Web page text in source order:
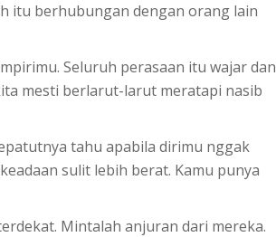
itu berhubungan dengan orang lain
Seluruh perasaan itu wajar dan
mesti berlarut-larut meratapi nasib
tahu apabila dirimu nggak
sulit lebih berat. Kamu punya
Mintalah anjuran dari mereka.